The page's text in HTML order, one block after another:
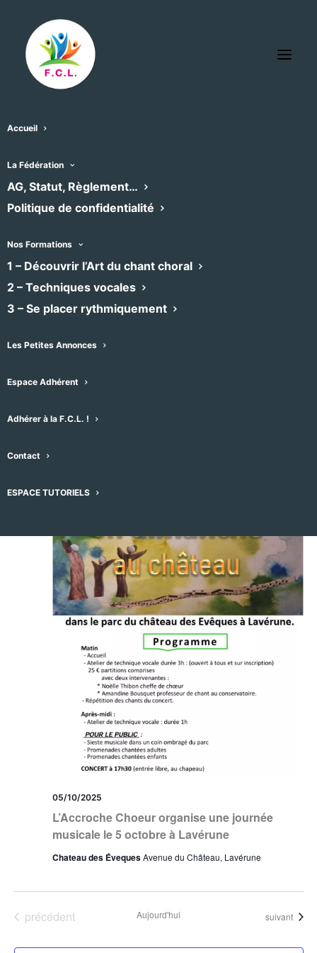
Accueil
La Fédération
AG, Statut, Règlement…
Politique de confidentialité
Nos Formations
1 – Découvrir l’Art du chant choral
2 – Techniques vocales
3 – Se placer rythmiquement
Les Petites Annonces
Espace Adhérent
Adhérer à la F.C.L. !
Contact
ESPACE TUTORIELS
Chateau des Éveques
Adresse
Recevoir l’Itinéraire à suivre
05/10/2025 -
date.
octobre 2025
DIM
L’Accroche Choeur organise une journée
musicale le 5 octobre à Lavérune
05/10/2025
Chateau des ÉvequesAvenue du Château, Lavérune
Évènements
précédent Aujourd'hui Évènements
suivant